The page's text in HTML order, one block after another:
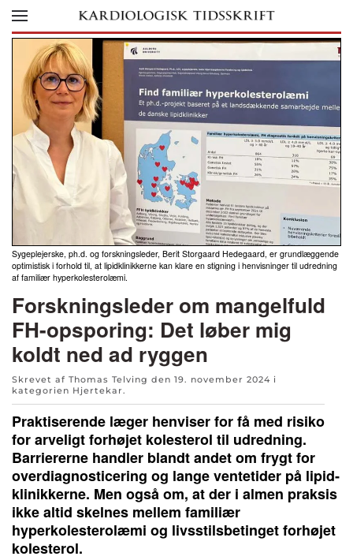
Skip to main content
Sygeplejerske, ph.d. og forskningsleder, Berit Storgaard Hedegaard, er grundlæggende
optimistisk i forhold til, at lipidklinikkerne kan klare en stigning i henvisninger til udredning
af familiær hyperkolesterolæmi.
Forskningsleder om mangelfuld
FH-opsporing: Det løber mig
koldt ned ad ryggen
Skrevet af Thomas Telving den 19. november 2024 i
kategorien Hjertekar.
Praktiserende læger henviser for få med risiko
for arveligt forhøjet kolesterol til udredning.
Barriererne handler blandt andet om frygt for
overdiagnosticering og lange ventetider på lipid­
klinikkerne. Men også om, at der i almen praksis
ikke altid skelnes mellem familiær
hyperkolesterolæmi og livsstilsbetinget forhøjet
kolesterol.